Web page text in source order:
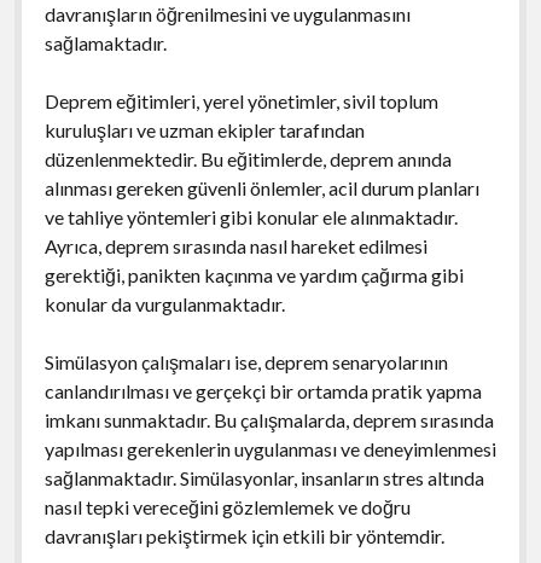
davranışların öğrenilmesini ve uygulanmasını
sağlamaktadır.
Deprem eğitimleri, yerel yönetimler, sivil toplum
kuruluşları ve uzman ekipler tarafından
düzenlenmektedir. Bu eğitimlerde, deprem anında
alınması gereken güvenli önlemler, acil durum planları
ve tahliye yöntemleri gibi konular ele alınmaktadır.
Ayrıca, deprem sırasında nasıl hareket edilmesi
gerektiği, panikten kaçınma ve yardım çağırma gibi
konular da vurgulanmaktadır.
Simülasyon çalışmaları ise, deprem senaryolarının
canlandırılması ve gerçekçi bir ortamda pratik yapma
imkanı sunmaktadır. Bu çalışmalarda, deprem sırasında
yapılması gerekenlerin uygulanması ve deneyimlenmesi
sağlanmaktadır. Simülasyonlar, insanların stres altında
nasıl tepki vereceğini gözlemlemek ve doğru
davranışları pekiştirmek için etkili bir yöntemdir.